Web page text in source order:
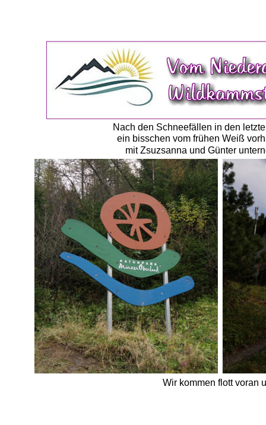
Nach den Schneefällen in den
ein bisschen vom frühen Weiß
mit Zsuzsanna und Günter
Wir kommen flott voran